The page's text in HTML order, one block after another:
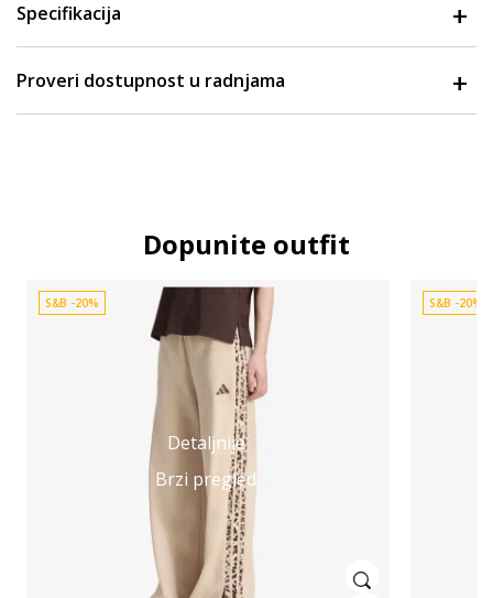
Specifikacija
Proveri dostupnost u radnjama
Dopunite outfit
Detaljnije
Brzi pregled
S&B -20% S&B -20%